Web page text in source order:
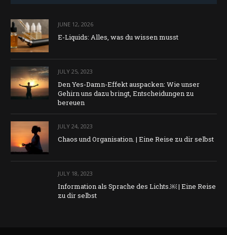
JUNE 12, 2026
E-Liquids: Alles, was du wissen musst
JULY 25, 2023
Den Yes-Damn-Effekt auspacken: Wie unser
Gehirn uns dazu bringt, Entscheidungen zu
bereuen
JULY 24, 2023
Chaos und Organisation. | Eine Reise zu dir selbst
JULY 18, 2023
Information als Sprache des Lichts.￼ | Eine Reise
zu dir selbst